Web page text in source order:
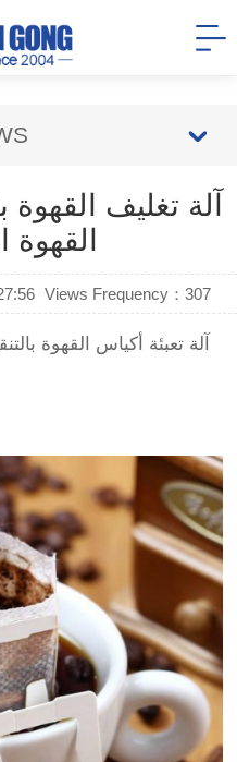
آلة تغليف القهوة
Views Frequency： 307
آلة تعبئة أكياس القهوة